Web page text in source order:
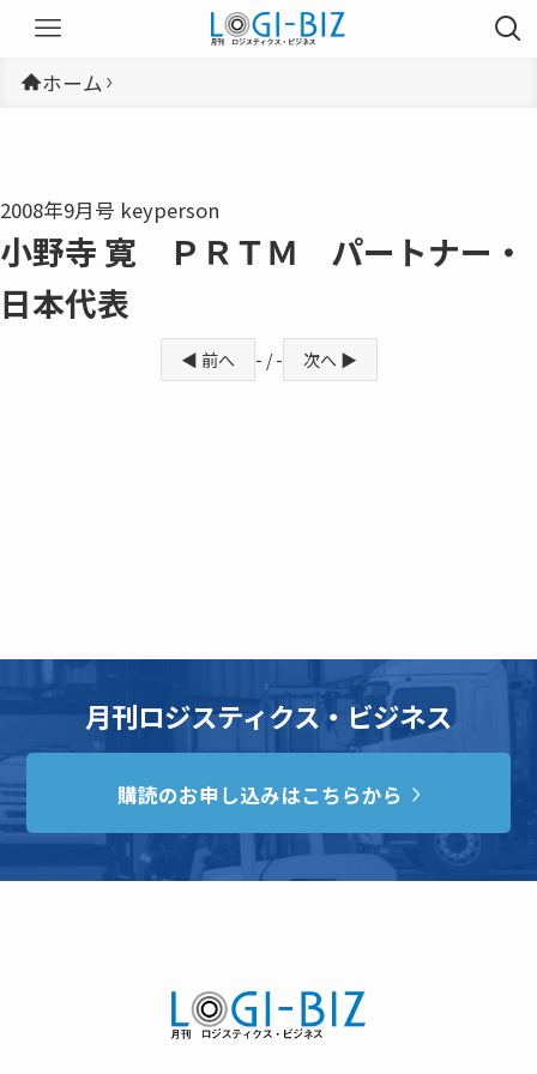
ホーム
2008年9月号 keyperson
小野寺 寛 ＰＲＴＭ パートナー・
日本代表
◀ 前へ - / - 次へ ▶
月刊ロジスティクス・ビジネス
購読のお申し込みはこちらから